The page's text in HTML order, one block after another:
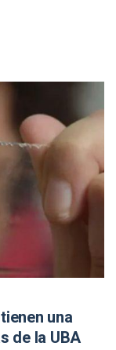
una
de la UBA